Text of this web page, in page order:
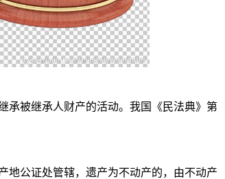
被继承人财产的活动。我国《民法典》第
公证处管辖，遗产为不动产的，由不动产